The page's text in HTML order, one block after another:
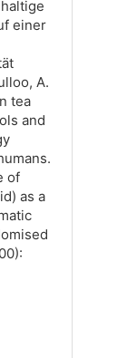
einer
A.
tea
and
of
as a